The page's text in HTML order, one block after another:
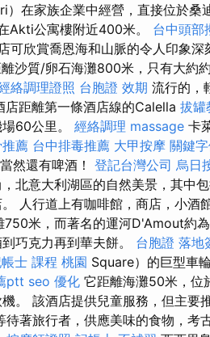
）在家族企業中經營，直接位於桑
Akti公寓樓附近400米。 台中頭部
可欣賞喬恩海和山脈的令人印象
沙質/卵石海灘800米，只有大約
絡調理證照 台胞證 效期 流行的，
店距離第一條酒店線的Calella 拔罐
60公里。 經絡調理 massage 卡
薦 台中排毒推薦 大甲按摩 關鍵
然還有啤酒！ 登記台灣公司 烏日
北意大利湖區的自然美景，其中
人行道上有咖啡館，商店，小酒
米，而著名的運河D'Amout約
巧克力再到華夫餅。 台胞證 落地
士 課程 桃園 Square）的巨型車
ptt seo 優化 它距離海灘50米，位
。 該酒店提供兒童服務，但主要
待著旅行者，供應美味的食物，考